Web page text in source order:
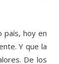
país, hoy en
Y que la
De los